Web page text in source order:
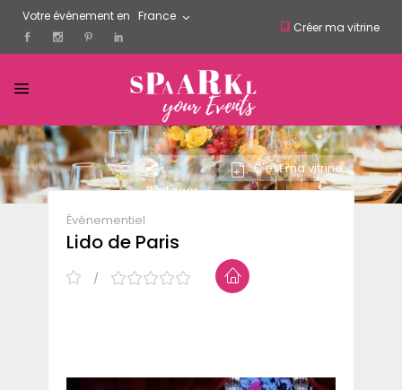
Votre événement en France
Créer ma vitrine
Partager
C'est ma vitrine
Événementiel
Lido de Paris